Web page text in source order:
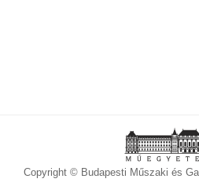
Copyright © Budapesti Műszaki és